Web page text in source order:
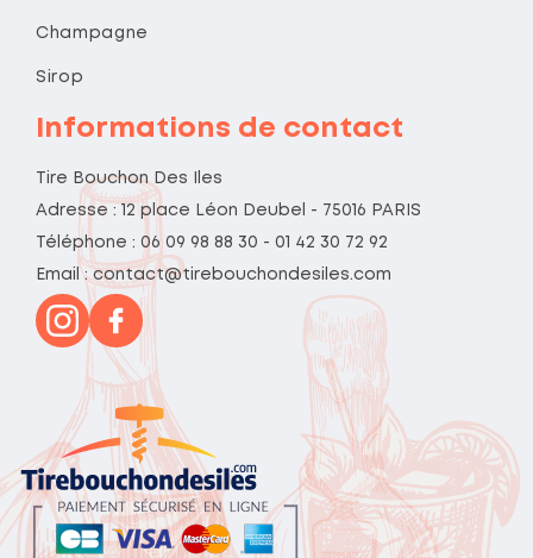
Champagne
Sirop
Informations de contact
Tire Bouchon Des Iles
Adresse : 12 place Léon Deubel - 75016 PARIS
Téléphone : 06 09 98 88 30 - 01 42 30 72 92
Email : contact@tirebouchondesiles.com